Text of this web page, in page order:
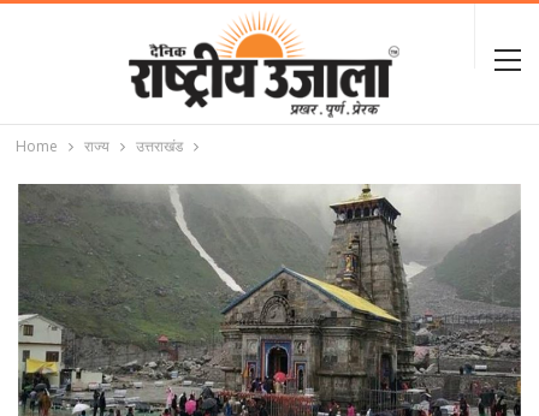
Home राज्य उत्तराखंड